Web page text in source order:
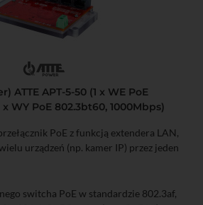
ATTE APT-5-50 (1 x WE PoE
WY PoE 802.3bt60, 1000Mbps)
PoE z funkcją extendera LAN,
urządzeń (np. kamer IP) przez jeden
switcha PoE w standardzie 802.3af,